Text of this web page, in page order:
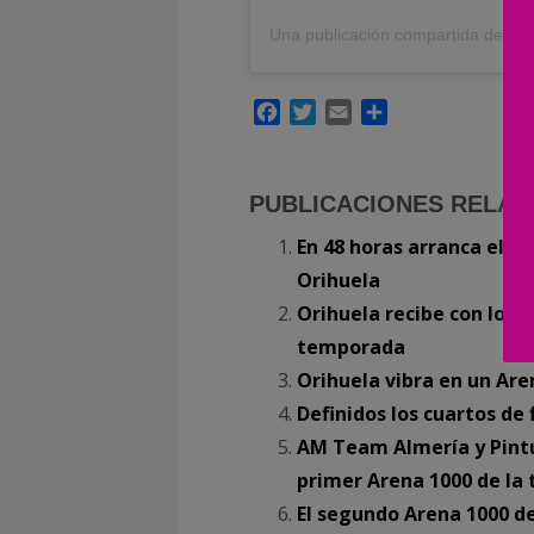
FacebookTwitter
Email
PUBLICACIONES
En 48 horas arranca el
Orihuela
Orihuela recibe con los
temporada
Orihuela vibra en un
Definidos los cuartos de
AM Team Almería y
primer Arena 1000 de la
El segundo Arena 1000